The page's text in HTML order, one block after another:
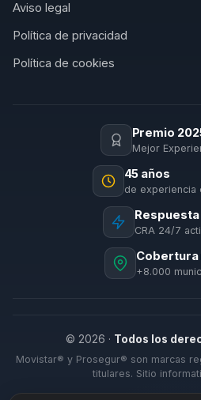
Aviso legal
Política de privacidad
Política de cookies
Premio
Mejor
45 años
de experiencia
Respuesta
CRA 24/7
Cobertura
+8.000
© 2026 · Todos los
Movistar® y Prosegur® son marcas
titulares. Sitio